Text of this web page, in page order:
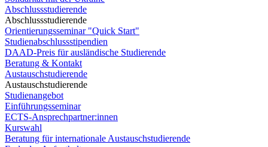
Abschlussstudierende
Abschlussstudierende
Orientierungsseminar "Quick Start"
Studienabschlussstipendien
DAAD-Preis für ausländische Studierende
Beratung & Kontakt
Austauschstudierende
Austauschstudierende
Studienangebot
Einführungsseminar
ECTS-Ansprechpartner:innen
Kurswahl
Beratung für internationale Austauschstudierende